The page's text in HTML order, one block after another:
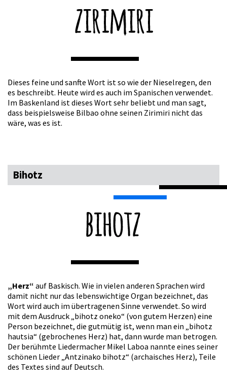
Dieses feine und sanfte Wort ist so wie der Nieselregen, den
es beschreibt. Heute wird es auch im Spanischen verwendet.
Im Baskenland ist dieses Wort sehr beliebt und man sagt,
dass beispielsweise Bilbao ohne seinen Zirimiri nicht das
wäre, was es ist.
Bihotz
„Herz“ auf Baskisch. Wie in vielen anderen Sprachen wird
damit nicht nur das lebenswichtige Organ bezeichnet, das
Wort wird auch im übertragenen Sinne verwendet. So wird
mit dem Ausdruck „bihotz oneko“ (von gutem Herzen) eine
Person bezeichnet, die gutmütig ist, wenn man ein „bihotz
hautsia“ (gebrochenes Herz) hat, dann wurde man betrogen.
Der berühmte Liedermacher Mikel Laboa nannte eines seiner
schönen Lieder „Antzinako bihotz“ (archaisches Herz), Teile
des Textes sind auf Deutsch.